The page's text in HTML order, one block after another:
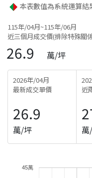
本表數值為系統運算
115年/04月~115年/06月
近三個月成交價(排除特殊關
26.9 萬/坪
2026年/04月
最新成交單價
26.9
萬/坪
近
45萬